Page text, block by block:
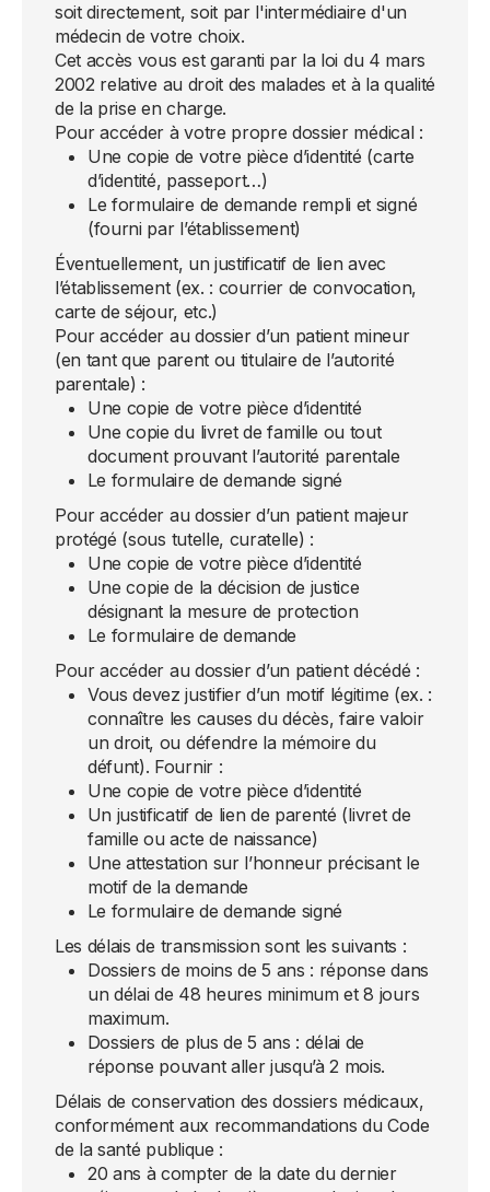
soit directement, soit par l'intermédiaire d'un
médecin de votre choix.
Cet accès vous est garanti par la loi du 4 mars
2002 relative au droit des malades et à la qualité
de la prise en charge.
Pour accéder à votre propre dossier médical :
Une copie de votre pièce d’identité (carte
d’identité, passeport…)
Le formulaire de demande rempli et signé
(fourni par l’établissement)
Éventuellement, un justificatif de lien avec
l’établissement (ex. : courrier de convocation,
carte de séjour, etc.)
Pour accéder au dossier d’un patient mineur
(en tant que parent ou titulaire de l’autorité
parentale) :
Une copie de votre pièce d’identité
⁠Une copie du livret de famille ou tout
document prouvant l’autorité parentale
⁠Le formulaire de demande signé
Pour accéder au dossier d’un patient majeur
protégé (sous tutelle, curatelle) :
Une copie de votre pièce d’identité
⁠Une copie de la décision de justice
désignant la mesure de protection
⁠Le formulaire de demande
Pour accéder au dossier d’un patient décédé :
Vous devez justifier d’un motif légitime (ex. :
connaître les causes du décès, faire valoir
un droit, ou défendre la mémoire du
défunt). Fournir :
Une copie de votre pièce d’identité
⁠Un justificatif de lien de parenté (livret de
famille ou acte de naissance)
⁠Une attestation sur l’honneur précisant le
motif de la demande
⁠Le formulaire de demande signé
Les délais de transmission sont les suivants :
Dossiers de moins de 5 ans : réponse dans
un délai de 48 heures minimum et 8 jours
maximum.
⁠Dossiers de plus de 5 ans : délai de
réponse pouvant aller jusqu’à 2 mois.
Délais de conservation des dossiers médicaux,
conformément aux recommandations du Code
de la santé publique :
20 ans à compter de la date du dernier